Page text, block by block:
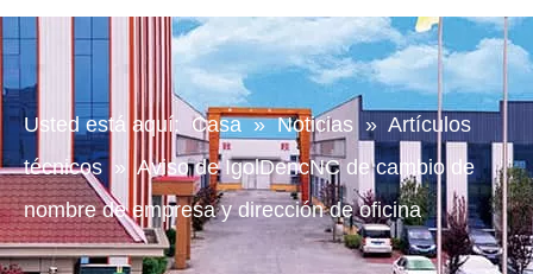
Usted está aquí: Casa » Noticias » Artículos
técnicos » Aviso de IgolDencNC de cambio de
nombre de empresa y dirección de oficina